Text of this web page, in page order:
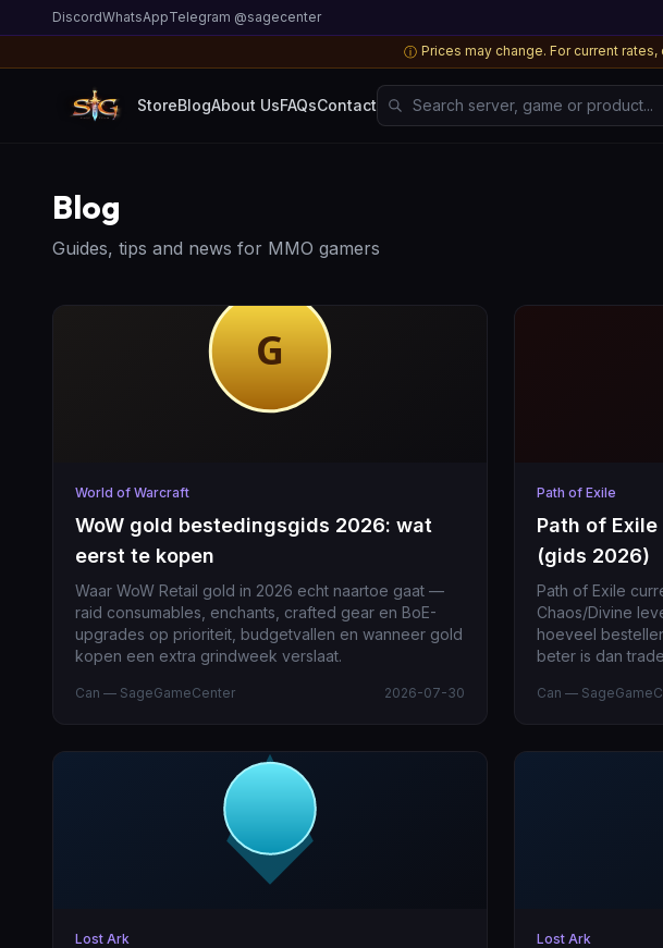
DiscordWhatsAppTelegram @sagecenter
ⓘ Prices may change. For current rates,
StoreBlogAbout UsFAQsContactSearch server, game or product...
Blog
Guides, tips and news for MMO gamers
World of Warcraft
WoW gold bestedingsgids 2026: wat
eerst te kopen
Waar WoW Retail gold in 2026 echt naartoe gaat —
raid consumables, enchants, crafted gear en BoE-
upgrades op prioriteit, budgetvallen en wanneer gold
kopen een extra grindweek verslaat.
Can — SageGameCenter 2026-07-30
Path of Exile
Path of
(gids 2026)
Path of Exile
Chaos/Divine
hoeveel
beter is dan
Can —
Lost Ark Lost Ark